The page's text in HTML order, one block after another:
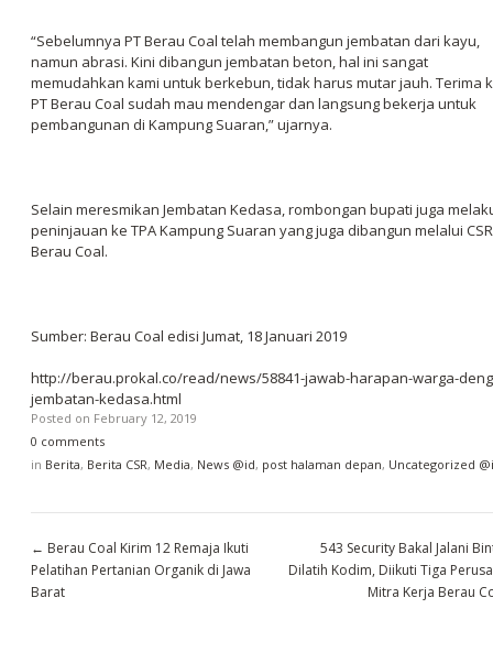
“Sebelumnya PT Berau Coal telah membangun jembatan dari kayu,
namun abrasi. Kini dibangun jembatan beton, hal ini sangat
memudahkan kami untuk berkebun, tidak harus mutar jauh. Terima
PT Berau Coal sudah mau mendengar dan langsung bekerja untuk
pembangunan di Kampung Suaran,” ujarnya.
Selain meresmikan Jembatan Kedasa, rombongan bupati juga
peninjauan ke TPA Kampung Suaran yang juga dibangun melalui
Berau Coal.
Sumber: Berau Coal edisi Jumat, 18 Januari 2019
http://berau.prokal.co/read/news/58841-jawab-harapan-warga-
jembatan-kedasa.html
Posted on February 12, 2019
0 comments
in Berita, Berita CSR, Media, News @id, post halaman depan, Uncategorized
← Berau Coal Kirim 12 Remaja Ikuti
Pelatihan Pertanian Organik di Jawa
Barat
543 Security Bakal Jalani
Dilatih Kodim, Diikuti Tiga
Mitra Kerja Berau